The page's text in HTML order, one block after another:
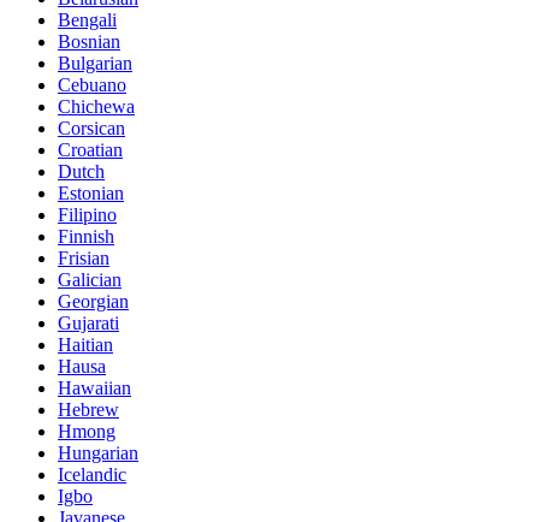
Bengali
Bosnian
Bulgarian
Cebuano
Chichewa
Corsican
Croatian
Dutch
Estonian
Filipino
Finnish
Frisian
Galician
Georgian
Gujarati
Haitian
Hausa
Hawaiian
Hebrew
Hmong
Hungarian
Icelandic
Igbo